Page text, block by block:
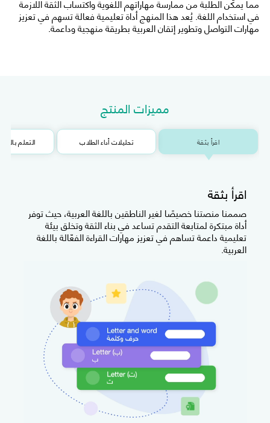
مما يمكّن الطلبة من ممارسة مهاراتهم اللغوية واكتساب الثقة اللازمة
في استخدام اللغة. يُعد هذا المنهج أداة تعليمية فعالة تسهم في تعزيز
مهارات التواصل وتطوير إتقان العربية بطريقة منهجية وداعمة.
مميزات المنتج
اقرأ بثقة تحليلات أداء الطلاب التعلم
اقرأ بثقة
صممنا منصتنا خصيصًا لغير الناطقين باللغة العربية، حيث توفر
أداة مبتكرة لمتابعة التقدم تساعد في بناء الثقة وتخلق بيئة
تعليمية داعمة تساهم في تعزيز مهارات القراءة الفعّالة باللغة
العربية.